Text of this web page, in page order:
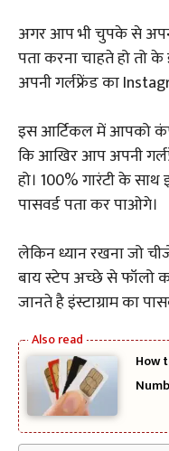
अगर आप भी चुपके से
पता करना चाहते हो तो
अपनी गर्लफ्रेंड का
इस आर्टिकल में आपको
कि आखिर आप अपनी
हो। 100% गारंटी के
पासवर्ड पता कर पाओगे।
लेकिन ध्यान रखना जो
बाय स्टेप अच्छे से फॉलो
जानते है इंस्टाग्राम का
How